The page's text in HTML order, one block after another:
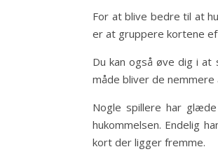
For at blive bedre til at
er at gruppere kortene
Du kan også øve dig i
måde bliver de nemmere
Nogle spillere har
hukommelsen. Endelig
kort der ligger fremme.